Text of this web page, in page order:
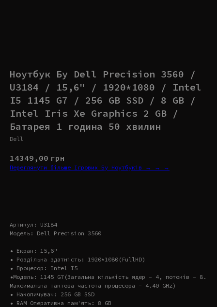
Ноутбук Бу Dell Precision 3560 /
U3184 / 15,6" / 1920*1080 / Intel
I5 1145 G7 / 256 GB SSD / 8 GB /
Intel Iris Xe Graphics 2 GB /
Батарея 1 година 50 хвилин
Dell
14349,00 грн
Переглянути більше Ігрових Бу Ноутбуків → → →
Артикул: U3184
Модель: Dell Precision 3560
• Екран: 15,6"
• Роздільна здатність: 1920*1080(FullHD)
• Процесор: Intel I5
•Модель: 1145 G7(Загальна кількість ядер – 4, потоків – 8.
Максимальна тактова частота процесора – 4.40 GHz)
• Накопичувач: 256 GB SSD
• RAM Оперативна пам'ять: 8 GB